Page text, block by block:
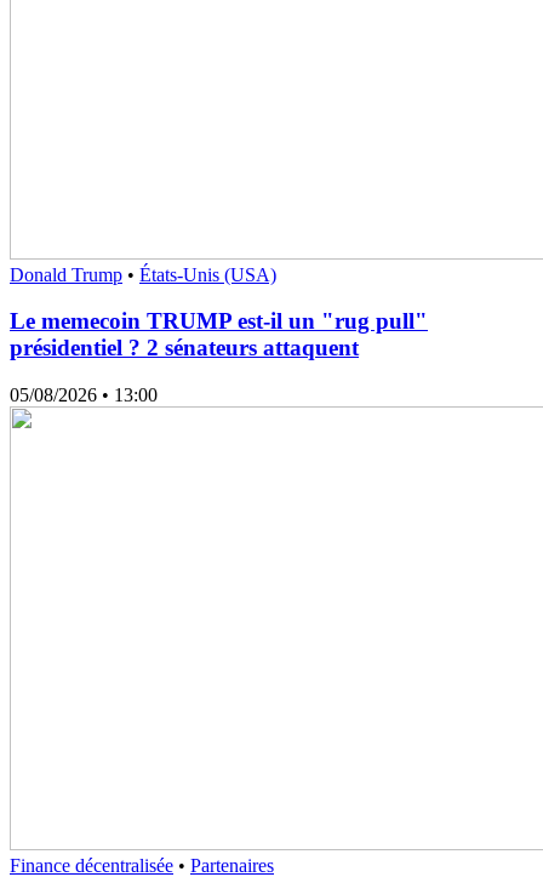
Donald Trump • États-Unis (USA)
Le memecoin TRUMP est-il un "rug pull"
présidentiel ? 2 sénateurs attaquent
05/08/2026 • 13:00
Finance décentralisée • Partenaires